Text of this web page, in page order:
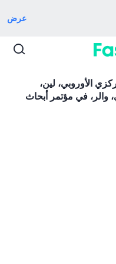
عرض
الأوروبي، لين،
والر، في مؤتمر أبحاث